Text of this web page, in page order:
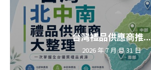
台灣禮品供應商推...
2026 年 7 月 月 31 日